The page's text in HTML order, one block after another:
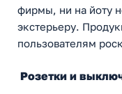
фирмы, ни на йоту
экстерьеру.
пользователям
Розетки и